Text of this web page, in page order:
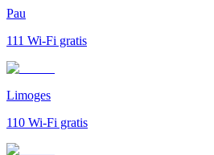
Pau
111 Wi-Fi gratis
Limoges
110 Wi-Fi gratis